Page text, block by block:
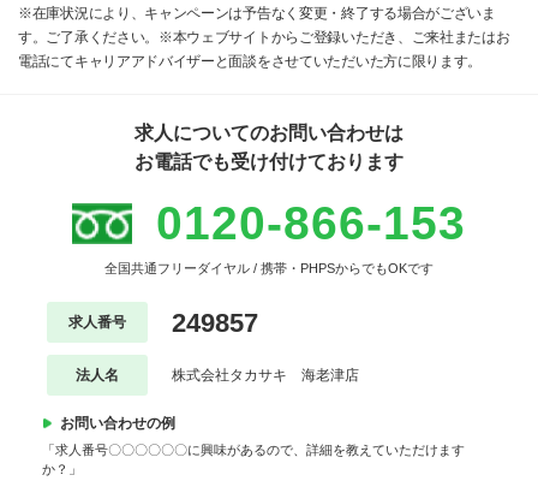
※在庫状況により、キャンペーンは予告なく変更・終了する場合がございま
す。ご了承ください。※本ウェブサイトからご登録いただき、ご来社またはお
電話にてキャリアアドバイザーと面談をさせていただいた方に限ります。
求人についてのお問い合わせは
お電話でも受け付けております
0120-866-153
全国共通フリーダイヤル / 携帯・PHPSからでもOKです
求人番号 249857
法人名 株式会社タカサキ 海老津店
お問い合わせの例
「求人番号〇〇〇〇〇〇に興味があるので、詳細を教えていただけます
か？」